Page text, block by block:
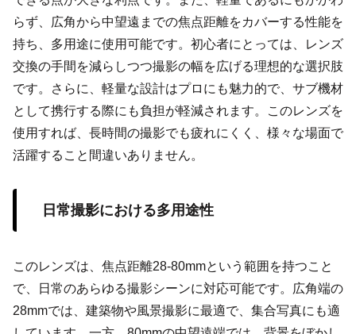
らず、広角から中望遠までの焦点距離をカバーする性能を
持ち、多用途に使用可能です。初心者にとっては、レンズ
交換の手間を減らしつつ撮影の幅を広げる理想的な選択肢
です。さらに、軽量な設計はプロにも魅力的で、サブ機材
として携行する際にも負担が軽減されます。このレンズを
使用すれば、長時間の撮影でも疲れにくく、様々な場面で
活躍すること間違いありません。
日常撮影における多用途性
このレンズは、焦点距離28-80mmという範囲を持つこと
で、日常のあらゆる撮影シーンに対応可能です。広角端の
28mmでは、建築物や風景撮影に最適で、集合写真にも適